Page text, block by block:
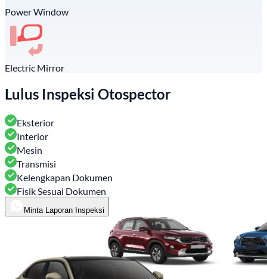
Power Window
Electric Mirror
Lulus Inspeksi Otospector
Eksterior
Interior
Mesin
Transmisi
Kelengkapan Dokumen
Fisik Sesuai Dokumen
Minta Laporan Inspeksi